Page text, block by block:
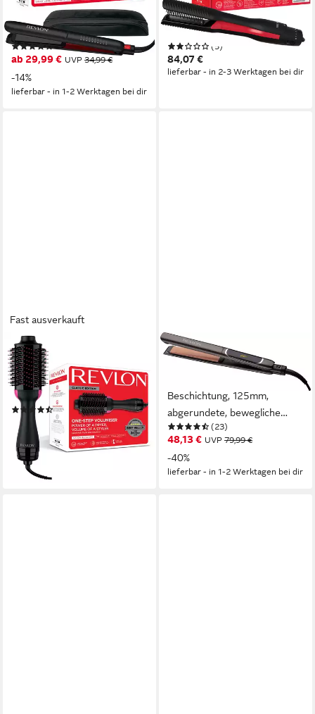
DREIFACHER
BESCHICHTUNG UND
KOKOSNUSSÖL-INFUSION
(6)
ab 29,99 € UVP 34,99 €
-14%
lieferbar - in 1-2 Werktagen bei dir
TROCKNER UND
LUFTGLÄTTER -
RVDR5330E Keramik-
Turmalin mit Arganöl-Infusion,
(5)
84,07 €
lieferbar - in 2-3 Werktagen bei dir
Fast ausverkauft
REVLON
Haartrockner RVDR5222E,
800 W, Salon One-Step Hair
Dryer & Volumiser
(1668)
60,61 €
lieferbar - in 2-3 Werktagen bei dir
REVLON
Glätteisen RVST2175
Beschichtung, 125mm,
abgerundete, bewegliche
Platten in 10 Sekunden
einsatzbereit
(23)
48,13 € UVP 79,99 €
-40%
lieferbar - in 1-2 Werktagen bei dir